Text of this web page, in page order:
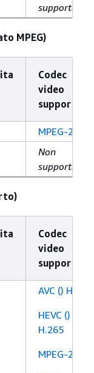
supportato
MPEG)
Codec
video
supportato
MPEG-2
Non
supportato
Codec
video
supportato
AVC () H.264
HEVC ()
H.265
MPEG-2